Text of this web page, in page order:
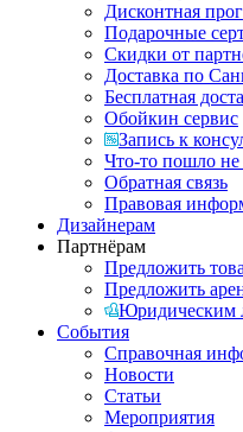
Дисконтная
Подарочные
Скидки от
Доставка по
Бесплатная
Обойкин сервис
Запись к
Что-то пошло не
Обратная связь
Правовая
Дизайнерам
Партнёрам
Предложить
Предложить
Юридическим
События
Справочная
Новости
Статьи
Мероприятия